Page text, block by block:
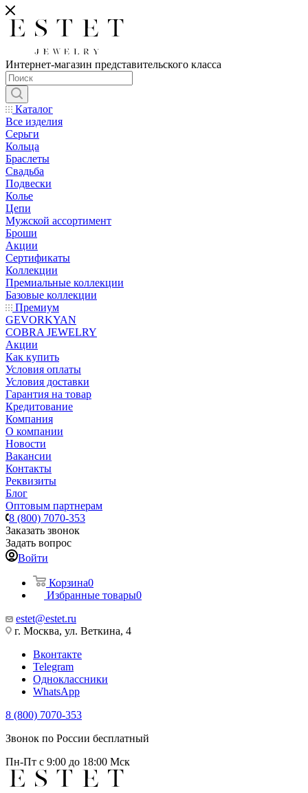
Интернет-магазин представительского класса
Каталог
Все изделия
Серьги
Кольца
Браслеты
Свадьба
Подвески
Колье
Цепи
Мужской ассортимент
Броши
Акции
Сертификаты
Коллекции
Премиальные коллекции
Базовые коллекции
Премиум
GEVORKYAN
COBRA JEWELRY
Акции
Как купить
Условия оплаты
Условия доставки
Гарантия на товар
Кредитование
Компания
О компании
Новости
Вакансии
Контакты
Реквизиты
Блог
Оптовым партнерам
8 (800) 7070-353
Заказать звонок
Задать вопрос
Войти
Корзина0
Избранные товары0
estet@estet.ru
г. Москва, ул. Веткина, 4
Вконтакте
Telegram
Одноклассники
WhatsApp
8 (800) 7070-353
Звонок по России бесплатный
Пн-Пт с 9:00 до 18:00 Мск